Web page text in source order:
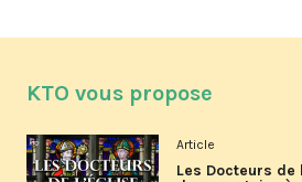
KTO vous propose
Article
Les Docteurs